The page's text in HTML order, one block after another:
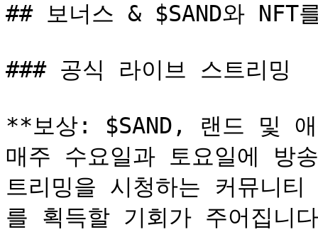
## 보너스 & $SAND와 NFT
### 공식 라이브 스트리밍
**보상: $SAND, 랜드 및
매주 수요일과 토요일에 방
트리밍을 시청하는 커뮤니티
를 획득할 기회가 주어집니